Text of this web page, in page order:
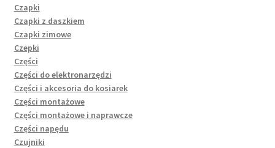
Czapki
Czapki z daszkiem
Czapki zimowe
Czepki
Części
Części do elektronarzędzi
Części i akcesoria do kosiarek
Części montażowe
Części montażowe i naprawcze
Części napędu
Czujniki